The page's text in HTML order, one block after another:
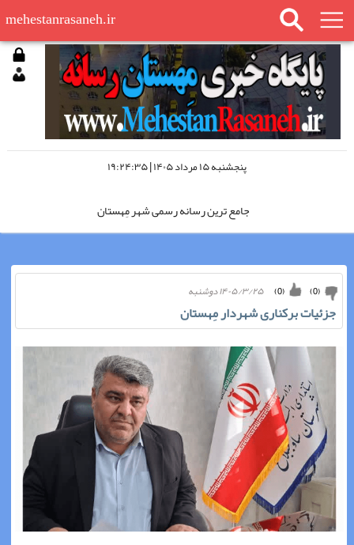
mehestanrasaneh.ir
پنجشنبه ۱۵ مرداد ۱۴۰۵ | ۱۹:۲۴:۳۵
جامع ترین رسانه رسمی شهر مِهستان
مِهستان رسانه؛ «چشم سوم شهر»۱۴۰۵/۳/۲۵ دوشنبه (
0
) (
0
)
جزئیات برکناری شهردار مِهستان